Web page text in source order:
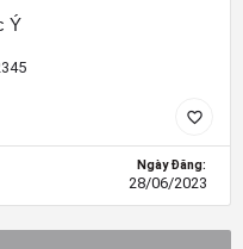
Ý
Ngày Đăng:
28/06/2023